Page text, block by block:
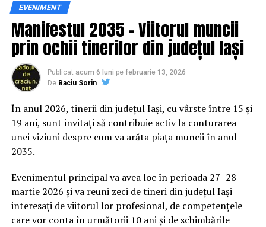
Siguranța rutieră, adusă mai
aproape de comunitate
Datele privind accidentele rutiere din România continuă
să evidențieze necesitatea unor inițiative de educație și
prevenție. În 2025, peste 3.000 de persoane au fost
rănite grav în accidente rutiere, iar mai mult de 1.300 și-
au pierdut viața pe șoselele din țară.
În acest context, campania „Condu Prudent! Alege
Viața!” își propune să transforme informația teoretică
într-o experiență directă, prin simulări și demonstrații
care îi ajută pe participanți să înțeleagă concret
impactul deciziilor luate în trafic.
EVENIMENT
Manifestul 2035 – Viitorul muncii
prin ochii tinerilor din județul Iași
Publicat acum 6 luni pe februarie 13, 2026
De Baciu Sorin
În anul 2026, tinerii din județul Iași, cu vârste între 15 și
19 ani, sunt invitați să contribuie activ la conturarea
unei viziuni despre cum va arăta piața muncii în anul
2035.
Evenimentul principal va avea loc în perioada 27–28
martie 2026 și va reuni zeci de tineri din județul Iași
interesați de viitorul lor profesional, de competențele
care vor conta în următorii 10 ani și de schimbările